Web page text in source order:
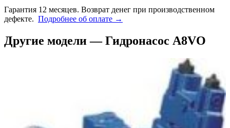
Гарантия 12 месяцев. Возврат денег при производственном
дефекте. Подробнее об оплате →
Другие модели — Гидронасос A8VO